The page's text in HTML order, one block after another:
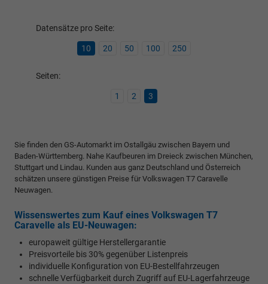
Datensätze pro Seite:
10 20 50 100 250
Seiten:
1 2 3
Sie finden den GS-Automarkt im Ostallgäu zwischen Bayern und
Baden-Württemberg. Nahe Kaufbeuren im Dreieck zwischen München,
Stuttgart und Lindau. Kunden aus ganz Deutschland und Österreich
schätzen unsere günstigen Preise für Volkswagen T7 Caravelle
Neuwagen.
Wissenswertes zum Kauf eines Volkswagen T7
Caravelle als EU-Neuwagen:
europaweit gültige Herstellergarantie
Preisvorteile bis 30% gegenüber Listenpreis
individuelle Konfiguration von EU-Bestellfahrzeugen
schnelle Verfügbarkeit durch Zugriff auf EU-Lagerfahrzeuge